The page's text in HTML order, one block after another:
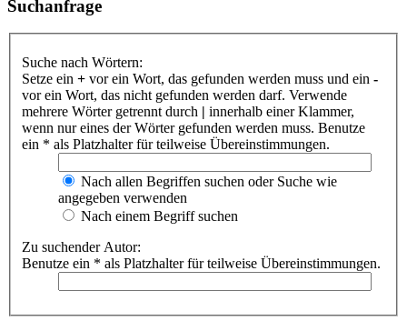
Suchanfrage
Suche nach Wörtern:
Setze ein + vor ein Wort, das gefunden werden muss und ein -
vor ein Wort, das nicht gefunden werden darf. Verwende
mehrere Wörter getrennt durch | innerhalb einer Klammer,
wenn nur eines der Wörter gefunden werden muss. Benutze
ein * als Platzhalter für teilweise Übereinstimmungen.
Nach allen Begriffen suchen oder Suche wie
angegeben verwenden
Nach einem Begriff suchen
Zu suchender Autor:
Benutze ein * als Platzhalter für teilweise Übereinstimmungen.